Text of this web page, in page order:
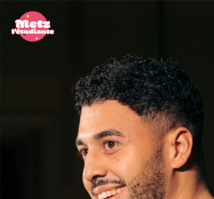
Panneau de gestion des cookies